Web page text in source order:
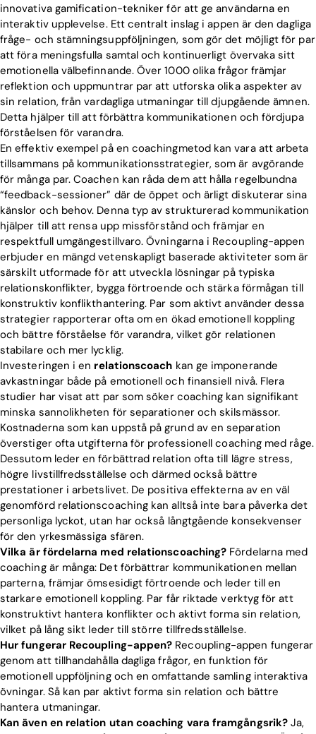
Home
Blog
Download
innovativa gamification-tekniker för att ge användarna en
interaktiv upplevelse. Ett centralt inslag i appen är den dagliga
fråge- och stämningsuppföljningen, som gör det möjligt för par
att föra meningsfulla samtal och kontinuerligt övervaka sitt
emotionella välbefinnande. Över 1000 olika frågor främjar
reflektion och uppmuntrar par att utforska olika aspekter av
sin relation, från vardagliga utmaningar till djupgående ämnen.
Detta hjälper till att förbättra kommunikationen och fördjupa
förståelsen för varandra.
En effektiv exempel på en coachingmetod kan vara att arbeta
tillsammans på kommunikationsstrategier, som är avgörande
för många par. Coachen kan råda dem att hålla regelbundna
“feedback-sessioner” där de öppet och ärligt diskuterar sina
känslor och behov. Denna typ av strukturerad kommunikation
hjälper till att rensa upp missförstånd och främjar en
respektfull umgängestillvaro. Övningarna i Recoupling-appen
erbjuder en mängd vetenskapligt baserade aktiviteter som är
särskilt utformade för att utveckla lösningar på typiska
relationskonflikter, bygga förtroende och stärka förmågan till
konstruktiv konflikthantering. Par som aktivt använder dessa
strategier rapporterar ofta om en ökad emotionell koppling
och bättre förståelse för varandra, vilket gör relationen
stabilare och mer lycklig.
Investeringen i en relationscoach kan ge imponerande
avkastningar både på emotionell och finansiell nivå. Flera
studier har visat att par som söker coaching kan signifikant
minska sannolikheten för separationer och skilsmässor.
Kostnaderna som kan uppstå på grund av en separation
överstiger ofta utgifterna för professionell coaching med råge.
Dessutom leder en förbättrad relation ofta till lägre stress,
högre livstillfredsställelse och därmed också bättre
prestationer i arbetslivet. De positiva effekterna av en väl
genomförd relationscoaching kan alltså inte bara påverka det
personliga lyckot, utan har också långtgående konsekvenser
för den yrkesmässiga sfären.
Vilka är fördelarna med relationscoaching? Fördelarna med
coaching är många: Det förbättrar kommunikationen mellan
parterna, främjar ömsesidigt förtroende och leder till en
starkare emotionell koppling. Par får riktade verktyg för att
konstruktivt hantera konflikter och aktivt forma sin relation,
vilket på lång sikt leder till större tillfredsställelse.
Hur fungerar Recoupling-appen? Recoupling-appen fungerar
genom att tillhandahålla dagliga frågor, en funktion för
emotionell uppföljning och en omfattande samling interaktiva
övningar. Så kan par aktivt forma sin relation och bättre
hantera utmaningar.
Kan även en relation utan coaching vara framgångsrik?Ja,